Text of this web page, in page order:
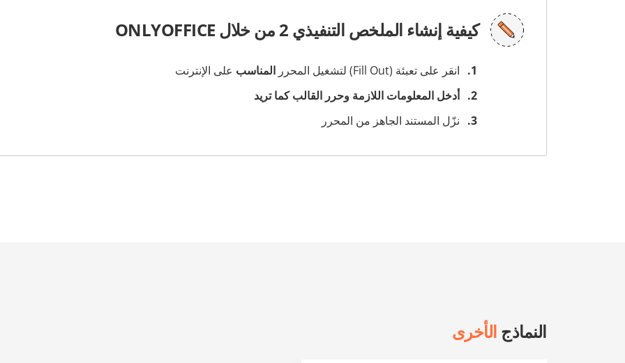
كيفية إنشاء الملخص التنفيذي 2 من خلال ONLYOFFICE
انقر على تعبئة (Fill Out) لتشغيل المحرر المناسب على الإنترنت
أدخل المعلومات اللازمة وحرر القالب كما تريد
نزّل المستند الجاهز من المحرر
النماذج الأخرى